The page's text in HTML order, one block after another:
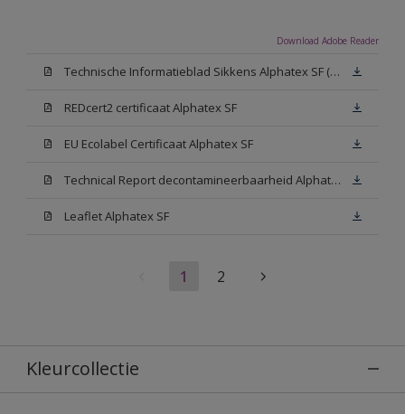
Download Adobe Reader
Technische Informatieblad Sikkens Alphatex SF (PDF)
REDcert2 certificaat Alphatex SF
EU Ecolabel Certificaat Alphatex SF
Technical Report decontamineerbaarheid Alphatex SF
Leaflet Alphatex SF
1 2
Kleurcollectie